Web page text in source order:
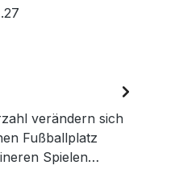
verändern sich
Fußballplatz
Spielen…